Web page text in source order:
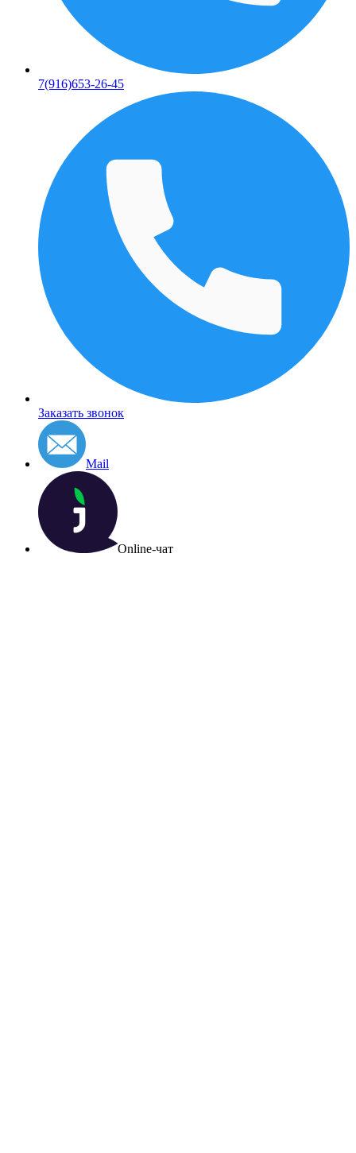
7(916)653-26-45
Заказать звонок
Mail
Online-чат